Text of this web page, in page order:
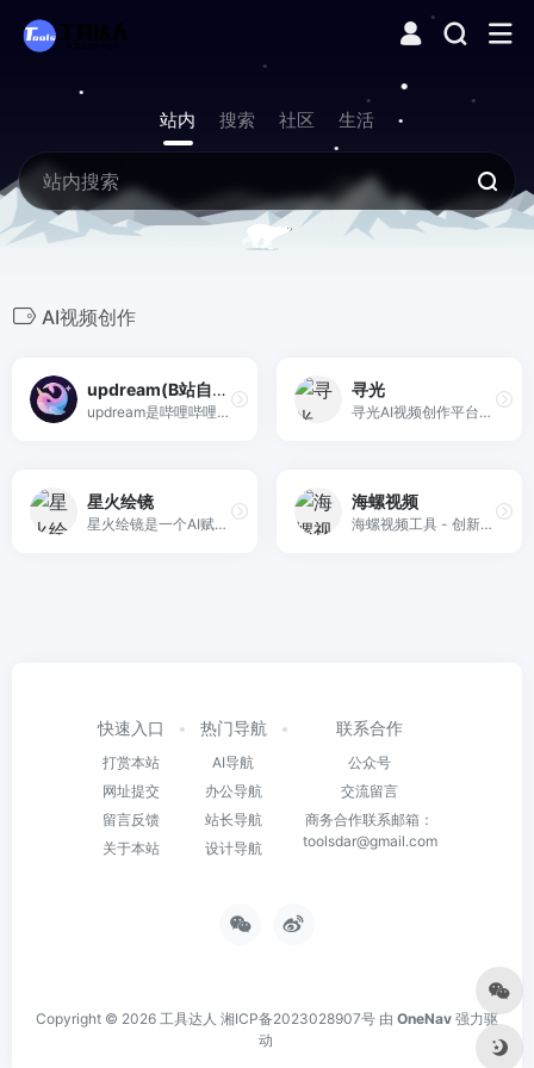
站内 搜索 社区 生活
AI视频创作
updream(B站自研)
updream是哔哩哔哩自研的AI视频创作产品，该产品面向B站广大UP主设计，主打轻量化、智能化创作体验，界面简洁易上手。
寻光
寻光AI视频创作平台，致力于打造由一流技术驱动，紧贴用户需求及应用场景的AI视觉化解决方案，提供3D特效、角色控制、精准编辑、多屏转换、画质增强等一站式视觉解决方案，赋能B端垂类行业及内容创作者，打造与各行业结合的AI视频创作工作流。针对不同行业和创作需求，提供定制化的解决方案，最大化释放每位从业者的想象力及创作潜能，让视频剪辑更加简单高效！
星火绘镜
星火绘镜是一个AI赋能的视频创作平台，提供从创意到视频的全流程创作支持，包括快捷素材生成和多种主题创作功能，如MV和故事创作。
海螺视频
海螺视频工具 - 创新的AI视频生成器和提示词工具，可以将您的想法转化为精美的AI视频。只需一段文字，即可借助尖端的AI技术，在短时间内创作出引人入胜的视觉作品。现在就用海螺视频释放您的创造力吧。
快速入口
打赏本站
网址提交
留言反馈
关于本站
热门导航
AI导航
办公导航
站长导航
设计导航
联系合作
公众号
交流留言
商务合作联系邮箱：
toolsdar@gmail.com
Copyright © 2026 工具达人 湘ICP备2023028907号 由 OneNav 强力驱
动